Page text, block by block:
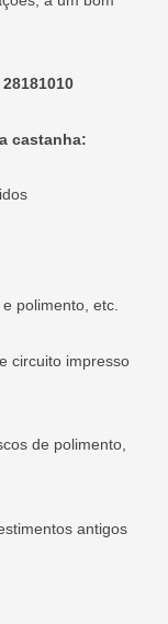
castanha:
polimento, etc.
circuito impresso
de polimento,
antigos